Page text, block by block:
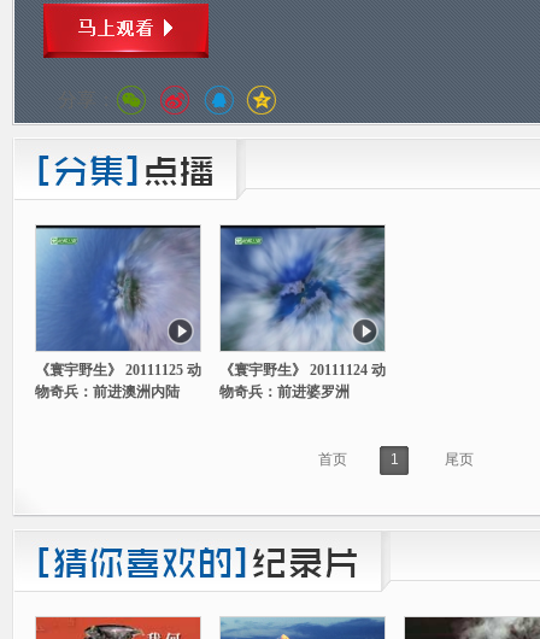
分享：
《寰宇野生》 20111125 动
物奇兵：前进澳洲内陆
《寰宇野生》 20111124 动
物奇兵：前进婆罗洲
首页 1 尾页